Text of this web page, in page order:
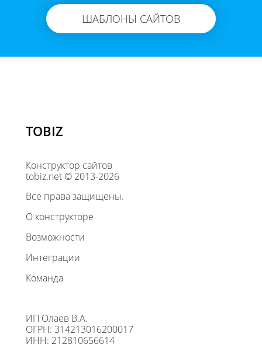
ШАБЛОНЫ САЙТОВ
TOBIZ
Конструктор сайтов
tobiz.net © 2013-2026
Все права защищены.
О конструкторе
Возможности
Интеграции
Команда
ИП Олаев В.А.
ОГРН: 314213016200017
ИНН: 212810656614